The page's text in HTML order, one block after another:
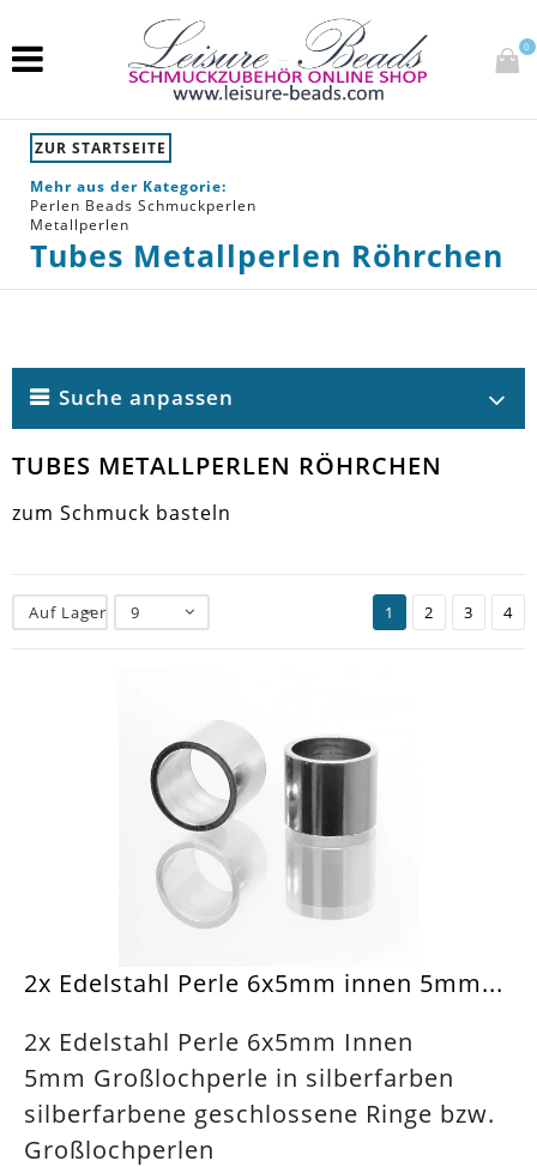
0
ZUR STARTSEITE
Mehr aus der Kategorie:
Perlen Beads Schmuckperlen
Metallperlen
Tubes Metallperlen Röhrchen
Suche anpassen
TUBES METALLPERLEN RÖHRCHEN
zum Schmuck basteln
Auf Lager 9 1 2 3 4
2x Edelstahl Perle 6x5mm innen 5mm...
2x Edelstahl Perle 6x5mm Innen
5mm Großlochperle in silberfarben
silberfarbene geschlossene Ringe bzw.
Großlochperlen